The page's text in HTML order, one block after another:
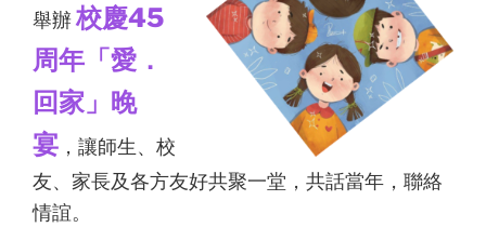
舉辦校慶45
周年「愛．
回家」晚
宴 ，讓師生、校
友、家長及各方友好共聚一堂，共話當年，聯絡
情誼。